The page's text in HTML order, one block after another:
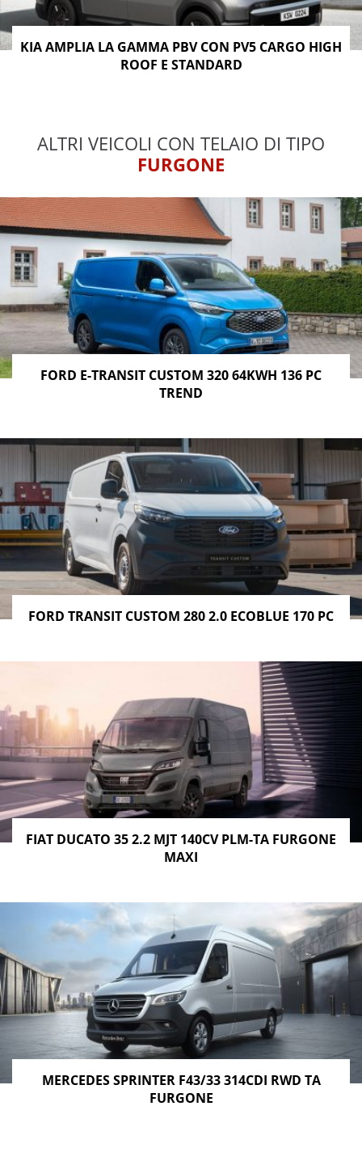
KIA AMPLIA LA GAMMA PBV CON PV5 CARGO HIGH
ROOF E STANDARD
ALTRI VEICOLI CON TELAIO DI TIPO
FURGONE
FORD E-TRANSIT CUSTOM 320 64KWH 136 PC
TREND
FORD TRANSIT CUSTOM 280 2.0 ECOBLUE 170 PC
FIAT DUCATO 35 2.2 MJT 140CV PLM-TA FURGONE
MAXI
MERCEDES SPRINTER F43/33 314CDI RWD TA
FURGONE